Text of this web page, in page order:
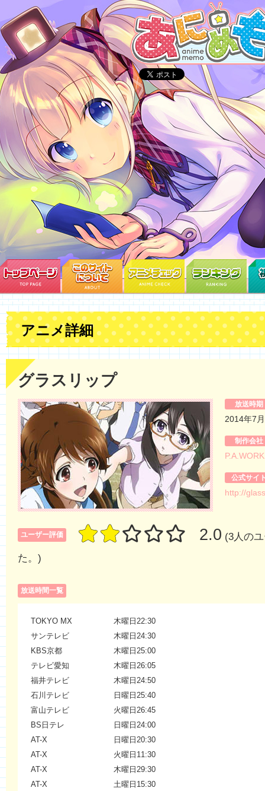
アニメ詳細
グラスリップ
放送時期
2014年7
制作会社
公式サイ
http://
ユーザー評価 2.0 (3人の
た。)
放送時間一覧
TOKYO MX
木曜日22:30
サンテレビ
木曜日24:30
KBS京都
木曜日25:00
テレビ愛知
木曜日26:05
福井テレビ
木曜日24:50
石川テレビ
日曜日25:40
富山テレビ
火曜日26:45
BS日テレ
日曜日24:00
AT-X
日曜日20:30
AT-X
火曜日11:30
AT-X
木曜日29:30
AT-X
土曜日15:30